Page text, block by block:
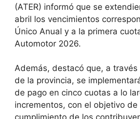
(ATER) informó que se
abril los vencimientos
Único Anual y a la primera
Automotor 2026.
Además, destacó que, a
de la provincia, se
de pago en cinco cuotas a lo
incrementos, con el objetivo
cumplimiento de los